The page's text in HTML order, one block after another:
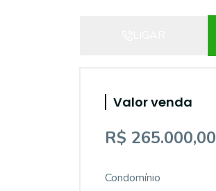
Valor venda
R$ 265.000,00
Condomínio